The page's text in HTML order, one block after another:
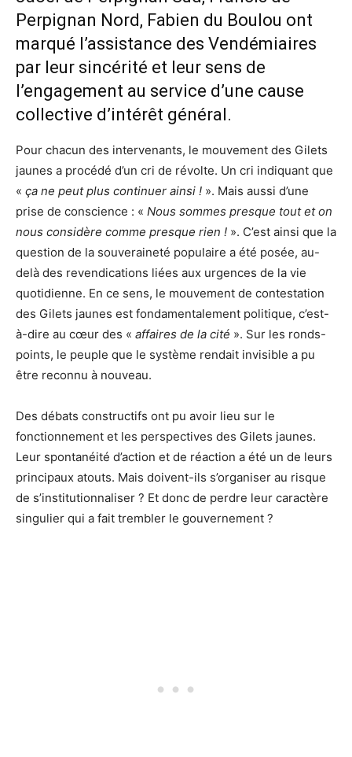
Perpignan Nord, Fabien du Boulou ont
marqué l’assistance des Vendémiaires
par leur sincérité et leur sens de
l’engagement au service d’une cause
collective d’intérêt général.
Pour chacun des intervenants, le mouvement des Gilets
jaunes a procédé d’un cri de révolte. Un cri indiquant que
« ça ne peut plus continuer ainsi ! ». Mais aussi d’une
prise de conscience : « Nous sommes presque tout et on
nous considère comme presque rien ! ». C’est ainsi que la
question de la souveraineté populaire a été posée, au-
delà des revendications liées aux urgences de la vie
quotidienne. En ce sens, le mouvement de contestation
des Gilets jaunes est fondamentalement politique, c’est-
à-dire au cœur des « affaires de la cité ». Sur les ronds-
points, le peuple que le système rendait invisible a pu
être reconnu à nouveau.
Des débats constructifs ont pu avoir lieu sur le
fonctionnement et les perspectives des Gilets jaunes.
Leur spontanéité d’action et de réaction a été un de leurs
principaux atouts. Mais doivent-ils s’organiser au risque
de s’institutionnaliser ? Et donc de perdre leur caractère
singulier qui a fait trembler le gouvernement ?